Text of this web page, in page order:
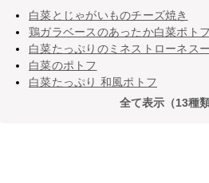
白菜とじゃがいものチーズ焼き
鶏ガラベースのあったか白菜ポトフ
白菜たっぷりのミネストローネス
白菜のポトフ
白菜たっぷり 和風ポトフ
全て表示（13種類